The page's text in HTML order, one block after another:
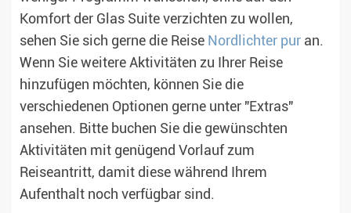
Komfort der Glas Suite verzichten zu wollen,
sehen Sie sich gerne die Reise Nordlichter pur an.
Wenn Sie weitere Aktivitäten zu Ihrer Reise
hinzufügen möchten, können Sie die
verschiedenen Optionen gerne unter "Extras"
ansehen. Bitte buchen Sie die gewünschten
Aktivitäten mit genügend Vorlauf zum
Reiseantritt, damit diese während Ihrem
Aufenthalt noch verfügbar sind.